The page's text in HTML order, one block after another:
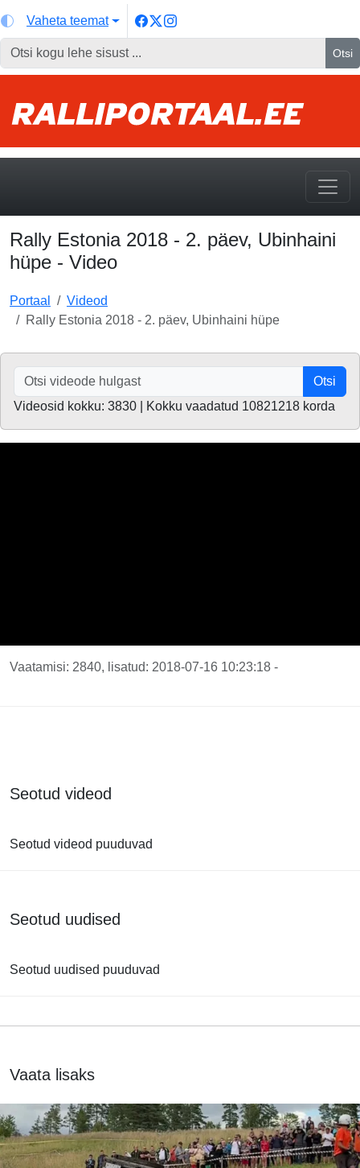
Vaheta teemat
Otsi
Rally Estonia 2018 - 2. päev, Ubinhaini
hüpe - Video
Portaal
Videod
Rally Estonia 2018 - 2. päev, Ubinhaini hüpe
Otsi
Videosid kokku: 3830 | Kokku vaadatud 10821218 korda
Vaatamisi: 2840, lisatud: 2018-07-16 10:23:18 -
Seotud videod
Seotud videod puuduvad
Seotud uudised
Seotud uudised puuduvad
Vaata lisaks